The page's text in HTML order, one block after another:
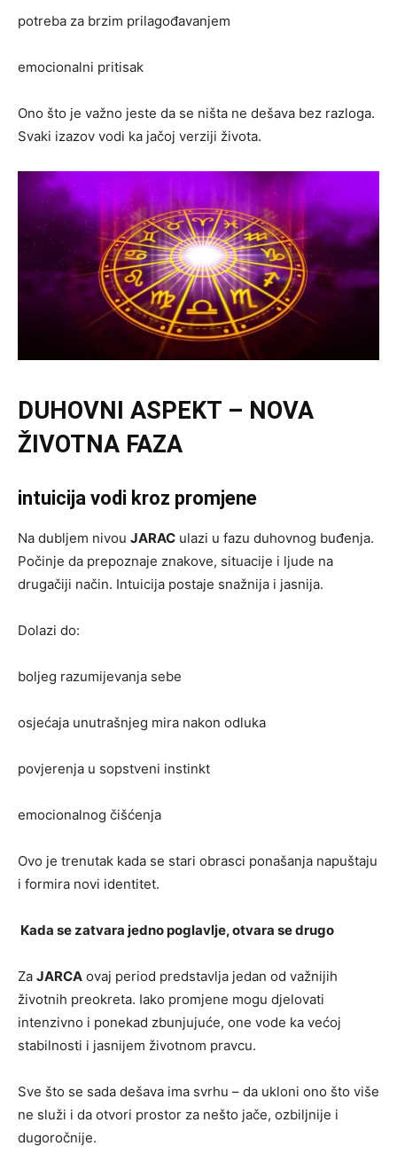
potreba za brzim prilagođavanjem
emocionalni pritisak
Ono što je važno jeste da se ništa ne dešava bez razloga.
Svaki izazov vodi ka jačoj verziji života.
DUHOVNI ASPEKT – NOVA
ŽIVOTNA FAZA
intuicija vodi kroz promjene
Na dubljem nivou JARAC ulazi u fazu duhovnog buđenja.
Počinje da prepoznaje znakove, situacije i ljude na
drugačiji način. Intuicija postaje snažnija i jasnija.
Dolazi do:
boljeg razumijevanja sebe
osjećaja unutrašnjeg mira nakon odluka
povjerenja u sopstveni instinkt
emocionalnog čišćenja
Ovo je trenutak kada se stari obrasci ponašanja napuštaju
i formira novi identitet.
Kada se zatvara jedno poglavlje, otvara se drugo
Za JARCA ovaj period predstavlja jedan od važnijih
životnih preokreta. Iako promjene mogu djelovati
intenzivno i ponekad zbunjujuće, one vode ka većoj
stabilnosti i jasnijem životnom pravcu.
Sve što se sada dešava ima svrhu – da ukloni ono što više
ne služi i da otvori prostor za nešto jače, ozbiljnije i
dugoročnije.